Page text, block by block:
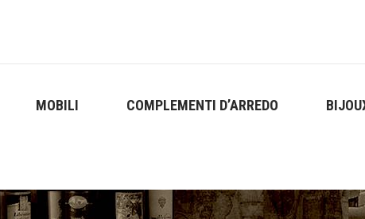
MOBILI COMPLEMENTI D’ARREDO